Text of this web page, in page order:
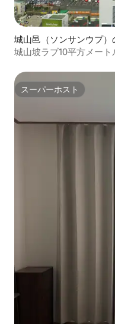
城山邑（ソンサンウプ
ート
城山坡ラブ10平方メー
スーパーホスト
スーパーホスト